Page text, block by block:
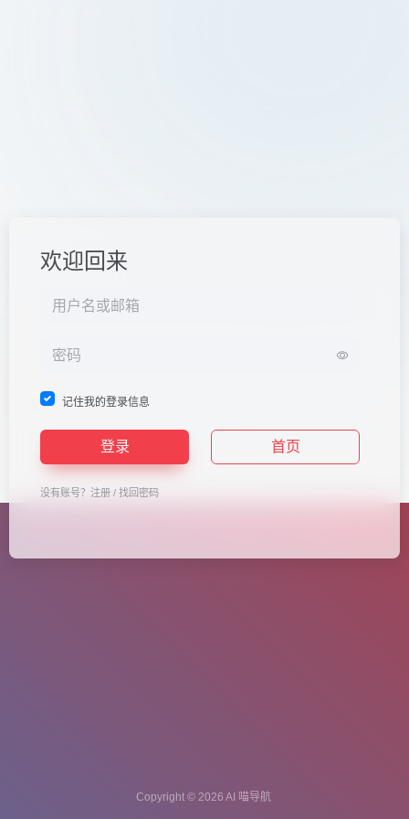
欢迎回来
记住我的登录信息
登录 首页
没有账号？ 注册 / 找回密码
Copyright © 2026 AI 喵导航